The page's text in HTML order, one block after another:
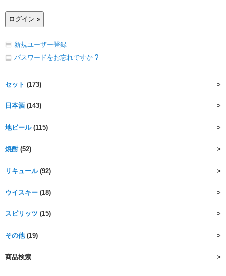
新規ユーザー登録
パスワードをお忘れですか ?
セット (173)
日本酒 (143)
地ビール(115)
焼酎(52)
リキュール(92)
ウイスキー (18)
スピリッツ (15)
その他(19)
商品検索